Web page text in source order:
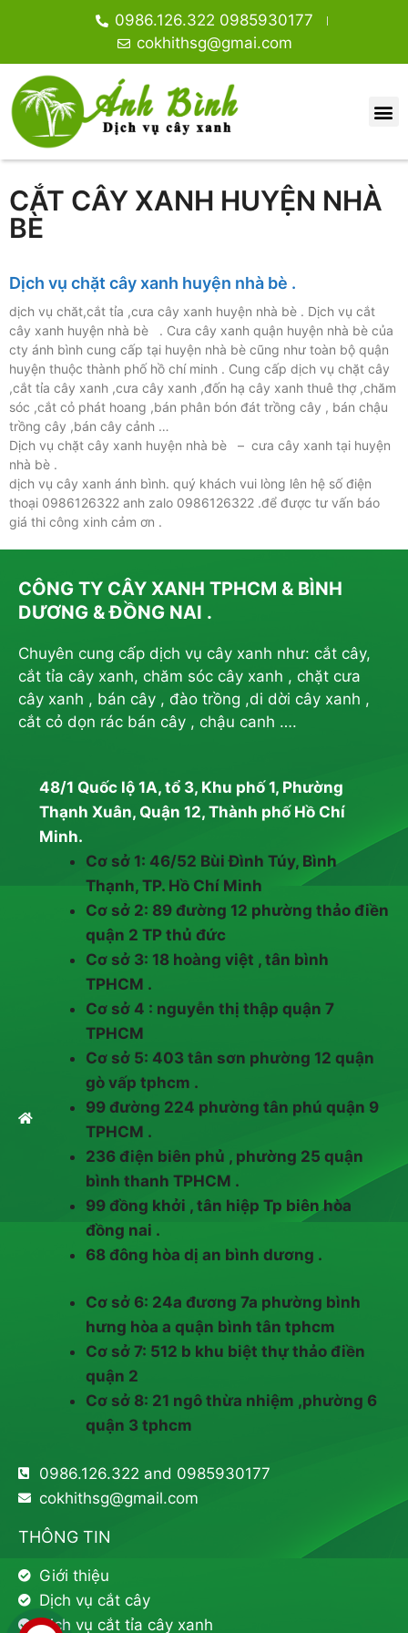
0986.126.322 0985930177
cokhithsg@gmai.com
CẮT CÂY XANH HUYỆN NHÀ
BÈ
Dịch vụ chặt cây xanh huyện nhà bè .
dịch vụ chăt,cắt tỉa ,cưa cây xanh huyện nhà bè . Dịch vụ cắt
cây xanh huyện nhà bè . Cưa cây xanh quận huyện nhà bè của
cty ánh bình cung cấp tại huyện nhà bè cũng như toàn bộ quận
huyện thuộc thành phố hồ chí minh . Cung cấp dịch vụ chặt cây
,cắt tỉa cây xanh ,cưa cây xanh ,đốn hạ cây xanh thuê thợ ,chăm
sóc ,cắt cỏ phát hoang ,bán phân bón đát trồng cây , bán chậu
trồng cây ,bán cây cảnh …
Dịch vụ chặt cây xanh huyện nhà bè – cưa cây xanh tại huyện
nhà bè .
dịch vụ cây xanh ánh bình. quý khách vui lòng lên hệ số điện
thoại 0986126322 anh zalo 0986126322 .để được tư vấn báo
giá thi công xinh cảm ơn .
CÔNG TY CÂY XANH TPHCM & BÌNH
DƯƠNG & ĐỒNG NAI .
Chuyên cung cấp dịch vụ cây xanh như: cắt cây,
cắt tỉa cây xanh, chăm sóc cây xanh , chặt cưa
cây xanh , bán cây , đào trồng ,di dời cây xanh ,
cắt cỏ dọn rác bán cây , chậu canh ….
48/1 Quốc lộ 1A, tổ 3, Khu phố 1, Phường
Thạnh Xuân, Quận 12, Thành phố Hồ Chí
Minh.
Cơ sở 1: 46/52 Bùi Đình Túy, Bình
Thạnh, TP. Hồ Chí Minh
Cơ sở 2: 89 đường 12 phường thảo điền
quận 2 TP thủ đức
Cơ sở 3: 18 hoàng việt , tân bình
TPHCM .
Cơ sở 4 : nguyễn thị thập quận 7
TPHCM
Cơ sở 5: 403 tân sơn phường 12 quận
gò vấp tphcm .
99 đường 224 phường tân phú quận 9
TPHCM .
236 điện biên phủ , phường 25 quận
bình thanh TPHCM .
99 đồng khởi , tân hiệp Tp biên hòa
đồng nai .
68 đông hòa dị an bình dương .
Cơ sở 6: 24a đương 7a phường bình
hưng hòa a quận bình tân tphcm
Cơ sở 7: 512 b khu biệt thự thảo điền
quận 2
Cơ sở 8: 21 ngô thừa nhiệm ,phường 6
quận 3 tphcm
0986.126.322 and 0985930177
cokhithsg@gmail.com
THÔNG TIN
Giới thiệu
Dịch vụ cắt cây
Dịch vụ cắt tỉa cây xanh